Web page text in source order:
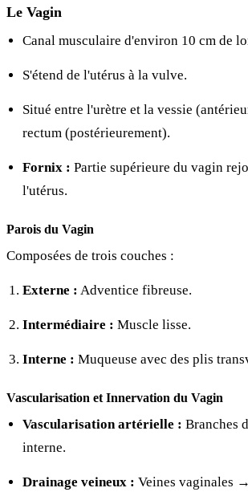
Le Vagin
Canal musculaire d'environ 10 cm de
S'étend de l'utérus à la vulve.
Situé entre l'urètre et la vessie
rectum (postérieurement).
Fornix : Partie supérieure du vagin
l'utérus.
Parois du Vagin
Composées de trois couches :
Externe : Adventice fibreuse.
Intermédiaire : Muscle lisse.
Interne : Muqueuse avec des plis
Vascularisation et Innervation du Vagin
Vascularisation artérielle : Branches
interne.
Drainage veineux : Veines vaginales